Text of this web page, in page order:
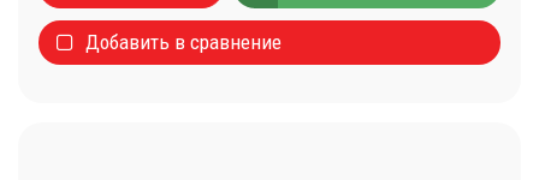
Добавить в сравнение